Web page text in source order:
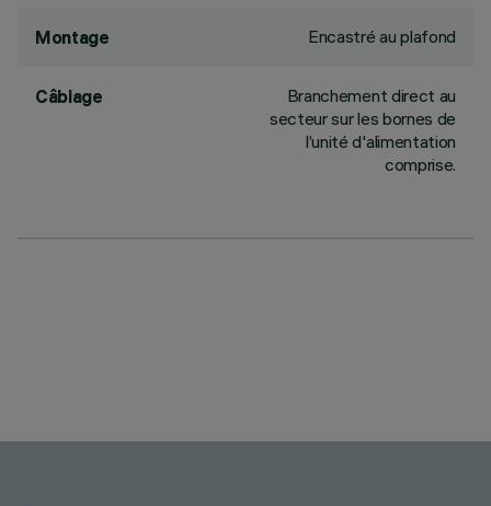
Montage Encastré au plafond
Câblage
Branchement direct au
secteur sur les bornes de
l’unité d'alimentation
comprise.